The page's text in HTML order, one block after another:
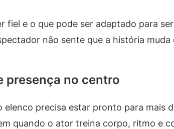
e o que pode ser adaptado para
não sente que a história
presença no centro
precisa estar pronto para mais
quando o ator treina corpo, ritmo e